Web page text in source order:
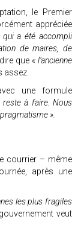
le Premier
appréciée
qui a été accompli
de maires, de
que « l’ancienne
assez.
une formule
reste à faire. Nous
».
courrier – même
après une
les plus fragiles
veut